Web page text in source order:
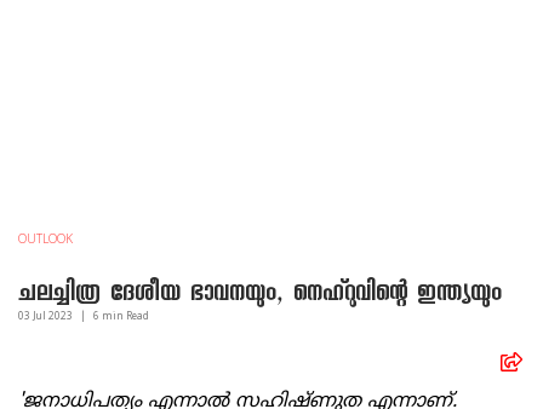
OUTLOOK
ചലച്ചിത്ര ദേശീയ ഭാവനയും, നെഹ്റുവിന്റെ ഇന്ത്യയും
03 Jul 2023 6 min Read
'ജനാധിപത്യം എന്നാല്‍ സഹിഷ്ണുത എന്നാണ്.